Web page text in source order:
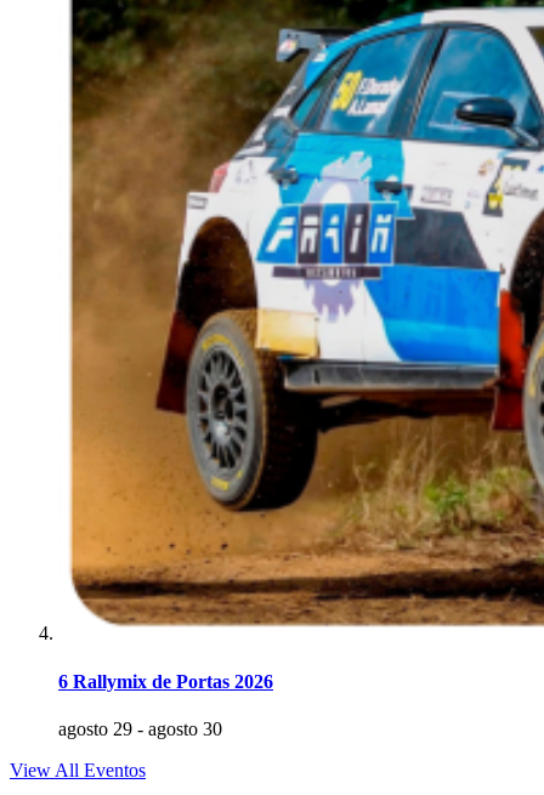
6 Rallymix de Portas 2026
agosto 29 - agosto 30
View All Eventos